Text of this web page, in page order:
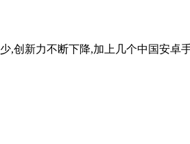
,创新力不断下降,加上几个中国安